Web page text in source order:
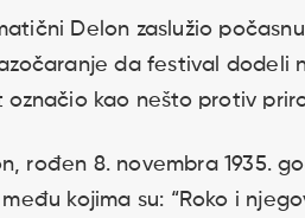
Delon zaslužio
da festival dodeli
označio kao nešto protiv
rođen 8. novembra 1935.
kojima su: “Roko i